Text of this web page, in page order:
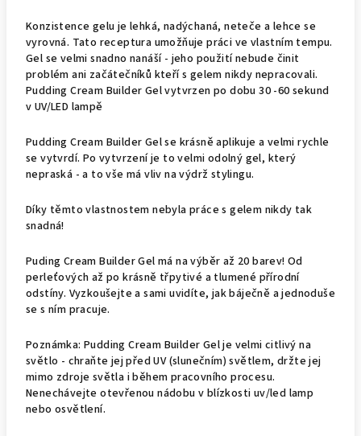
Konzistence gelu je lehká, nadýchaná, neteče a lehce se
vyrovná. Tato receptura umožňuje práci ve vlastním tempu.
Gel se velmi snadno nanáší - jeho použití nebude činit
problém ani začátečníků kteří s gelem nikdy nepracovali.
Pudding Cream Builder Gel vytvrzen po dobu 30 -60 sekund
v UV/LED lampě
Pudding Cream Builder Gel se krásně aplikuje a velmi rychle
se vytvrdí. Po vytvrzení je to velmi odolný gel, který
nepraská - a to vše má vliv na výdrž stylingu.
Díky těmto vlastnostem nebyla práce s gelem nikdy tak
snadná!
Puding Cream Builder Gel má na výběr až 20 barev! Od
perleťových až po krásně třpytivé a tlumené přírodní
odstíny. Vyzkoušejte a sami uvidíte, jak báječně a jednoduše
se s ním pracuje.
Poznámka: Pudding Cream Builder Gel je velmi citlivý na
světlo - chraňte jej před UV (slunečním) světlem, držte jej
mimo zdroje světla i během pracovního procesu.
Nenechávejte otevřenou nádobu v blízkosti uv/led lamp
nebo osvětlení.